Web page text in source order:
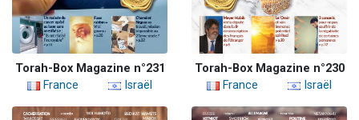
Torah-Box Magazine n°231
France
Israël
Torah-Box Magazine n°230
France
Israël